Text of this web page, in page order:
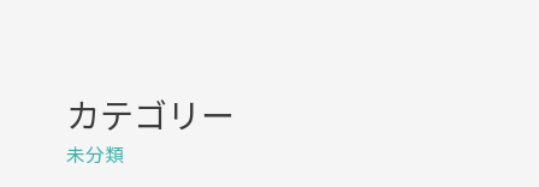
カテゴリー
未分類